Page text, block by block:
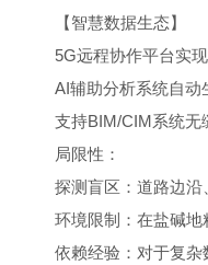
【智慧数据生态】
5G远程协作平台实
AI辅助分析系统自动
支持BIM/CIM系统无
局限性：
探测盲区‌：道路边
环境限制‌：在盐碱
依赖经验‌：对于复